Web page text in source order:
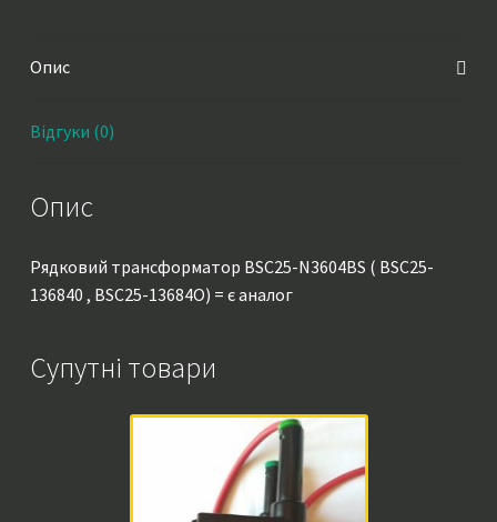
Опис
Відгуки (0)
Опис
Рядковий трансформатор BSC25-N3604BS ( BSC25-
136840 , BSC25-13684O) = є аналог
Супутні товари